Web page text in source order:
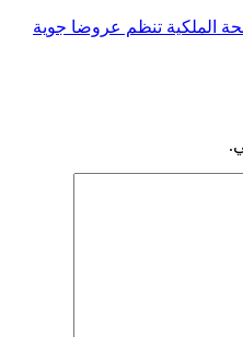
الملكية تنظم عروضا جوية